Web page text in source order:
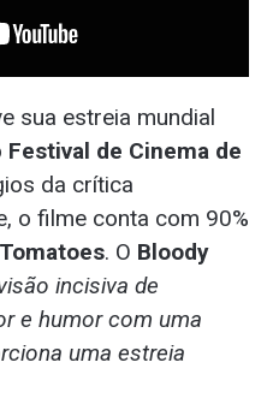
sua estreia mundial
Festival de Cinema de
da crítica
o filme conta com 90%
. O Bloody
incisiva de
e humor com uma
uma estreia